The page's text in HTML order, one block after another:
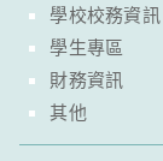
學校校務資訊
學生專區
財務資訊
其他